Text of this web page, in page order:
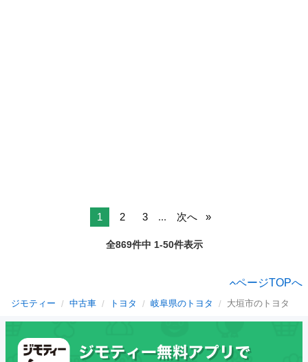
1 2 3 ... 次へ
全869件中 1-50件表示
ページTOPへ
ジモティー 中古車 トヨタ 岐阜県のトヨタ 大垣市のトヨタ